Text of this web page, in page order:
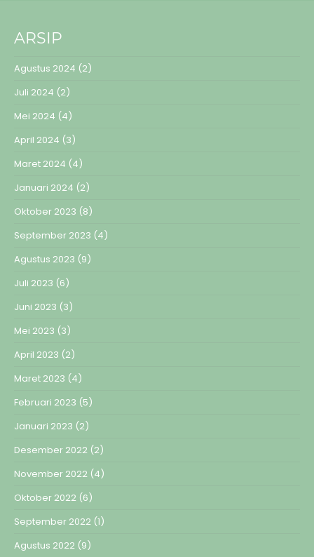
ARSIP
Agustus 2024 (2)
Juli 2024 (2)
Mei 2024 (4)
April 2024 (3)
Maret 2024 (4)
Januari 2024 (2)
Oktober 2023 (8)
September 2023 (4)
Agustus 2023 (9)
Juli 2023 (6)
Juni 2023 (3)
Mei 2023 (3)
April 2023 (2)
Maret 2023 (4)
Februari 2023 (5)
Januari 2023 (2)
Desember 2022 (2)
November 2022 (4)
Oktober 2022 (6)
September 2022 (1)
Agustus 2022 (9)